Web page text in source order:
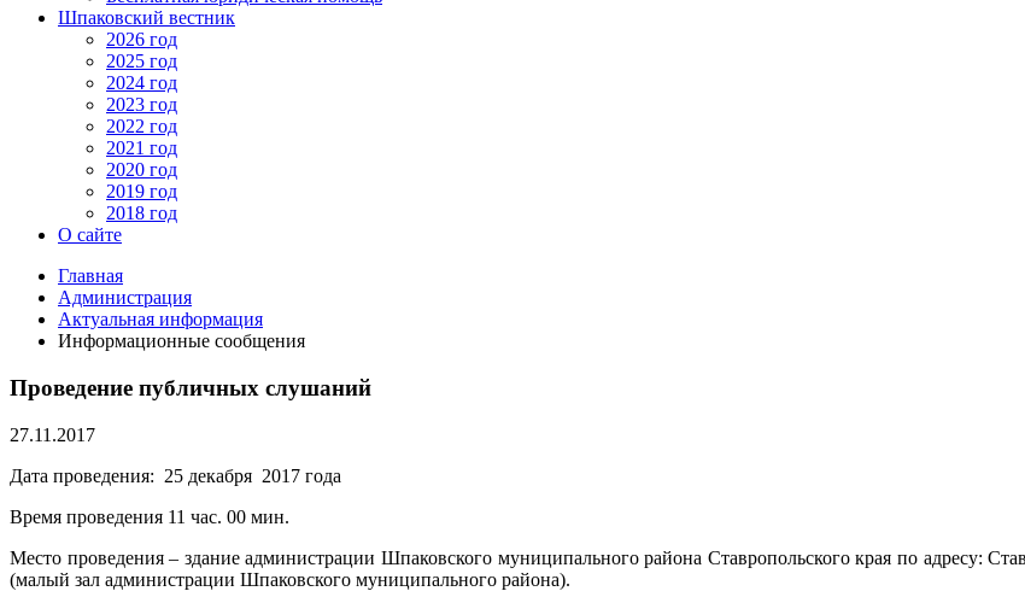
Шпаковский вестник
2026 год
2025 год
2024 год
2023 год
2022 год
2021 год
2020 год
2019 год
2018 год
О сайте
Главная
Администрация
Актуальная информация
Информационные сообщения
Проведение публичных слушаний
27.11.2017
Дата проведения: 25 декабря 2017 года
Время проведения 11 час. 00 мин.
Место проведения – здание администрации Шпаковского муниципального района Ставропольского края по адресу:
(малый зал администрации Шпаковского муниципального района).